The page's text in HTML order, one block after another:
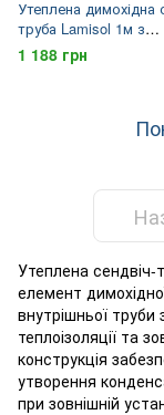
Утеплена димохідна
труба Lamisol 1м з
нержавіючої сталі
120/180мм товщина
1 188 грн
Утеплена
елемент
внутрішньої труби
теплоізоляції та
конструкція
утворення
при зовнішній